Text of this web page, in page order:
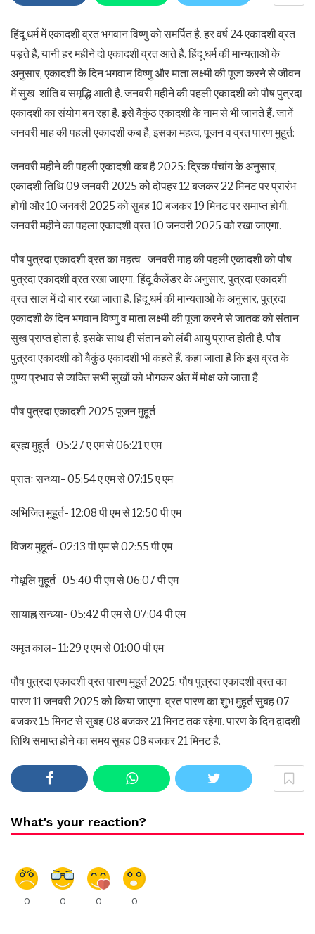
हिंदू धर्म में एकादशी व्रत भगवान विष्णु को समर्पित है. हर वर्ष 24 एकादशी व्रत
पड़ते हैं, यानी हर महीने दो एकादशी व्रत आते हैं. हिंदू धर्म की मान्यताओं के
अनुसार, एकादशी के दिन भगवान विष्णु और माता लक्ष्मी की पूजा करने से जीवन
में सुख-शांति व समृद्धि आती है. जनवरी महीने की पहली एकादशी को पौष पुत्रदा
एकादशी का संयोग बन रहा है. इसे वैकुंठ एकादशी के नाम से भी जानते हैं. जानें
जनवरी माह की पहली एकादशी कब है, इसका महत्व, पूजन व व्रत पारण मुहूर्त:
जनवरी महीने की पहली एकादशी कब है 2025: द्रिक पंचांग के अनुसार,
एकादशी तिथि 09 जनवरी 2025 को दोपहर 12 बजकर 22 मिनट पर प्रारंभ
होगी और 10 जनवरी 2025 को सुबह 10 बजकर 19 मिनट पर समाप्त होगी.
जनवरी महीने का पहला एकादशी व्रत 10 जनवरी 2025 को रखा जाएगा.
पौष पुत्रदा एकादशी व्रत का महत्व- जनवरी माह की पहली एकादशी को पौष
पुत्रदा एकादशी व्रत रखा जाएगा. हिंदू कैलेंडर के अनुसार, पुत्रदा एकादशी
व्रत साल में दो बार रखा जाता है. हिंदू धर्म की मान्यताओं के अनुसार, पुत्रदा
एकादशी के दिन भगवान विष्णु व माता लक्ष्मी की पूजा करने से जातक को संतान
सुख प्राप्त होता है. इसके साथ ही संतान को लंबी आयु प्राप्त होती है. पौष
पुत्रदा एकादशी को वैकुंठ एकादशी भी कहते हैं. कहा जाता है कि इस व्रत के
पुण्य प्रभाव से व्यक्ति सभी सुखों को भोगकर अंत में मोक्ष को जाता है.
पौष पुत्रदा एकादशी 2025 पूजन मुहूर्त-
ब्रह्म मुहूर्त- 05:27 ए एम से 06:21 ए एम
प्रातः सन्ध्या- 05:54 ए एम से 07:15 ए एम
अभिजित मुहूर्त- 12:08 पी एम से 12:50 पी एम
विजय मुहूर्त- 02:13 पी एम से 02:55 पी एम
गोधूलि मुहूर्त- 05:40 पी एम से 06:07 पी एम
सायाह्न सन्ध्या- 05:42 पी एम से 07:04 पी एम
अमृत काल- 11:29 ए एम से 01:00 पी एम
पौष पुत्रदा एकादशी व्रत पारण मुहूर्त 2025: पौष पुत्रदा एकादशी व्रत का
पारण 11 जनवरी 2025 को किया जाएगा. व्रत पारण का शुभ मुहूर्त सुबह 07
बजकर 15 मिनट से सुबह 08 बजकर 21 मिनट तक रहेगा. पारण के दिन द्वादशी
तिथि समाप्त होने का समय सुबह 08 बजकर 21 मिनट है.
What's your reaction?
0 0 0 0